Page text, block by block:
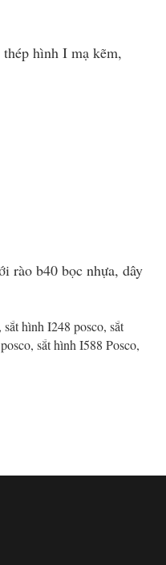
hình I mạ kẽm,
rào b40 bọc nhựa, dây
hình I248 posco, sắt
sắt hình I588 Posco,